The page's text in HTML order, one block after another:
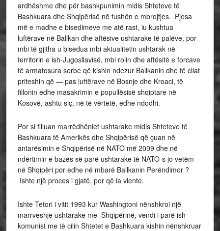
ardhëshme dhe për bashkpunimin midis Shteteve të
Bashkuara dhe Shqipërisë në fushën e mbrojtjes. Pjesa
më e madhe e bisedimeve me atë rast, iu kushtua
luftërave në Ballkan dhe aftësive ushtarake të palëve, por
mbi të gjitha u bisedua mbi aktualitetin ushtarak në
territorin e ish-Jugosllavisë, mbi rolin dhe aftësitë e forcave
të armatosura serbe që kishin ndezur Ballkanin dhe të cilat
priteshin që — pas luftërave në Bosnje dhe Kroaci, të
fillonin edhe masakrimin e popullësisë shqiptare në
Kosovë, ashtu siç, në të vërtetë, edhe ndodhi.
Por si filluan marrëdhëniet ushtarake midis Shteteve të
Bashkuara të Amerikës dhe Shqipërisë që çuan në
antarësimin e Shqipërisë në NATO më 2009 dhe në
ndërtimin e bazës së parë ushtarake të NATO-s jo vetëm
në Shqipëri por edhe në mbarë Ballkanin Perëndimor ?
Ishte një proces i gjatë, por që ia vlente.
Ishte Tetori i vitit 1993 kur Washingtoni nënshkroi një
marrveshje ushtarake me Shqipërinë, vendi i parë ish-
komunist me të cilin Shtetet e Bashkuara kishin nënshkruar